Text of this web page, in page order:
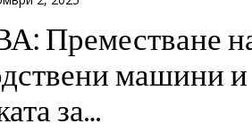
Преместване
машини и
за…